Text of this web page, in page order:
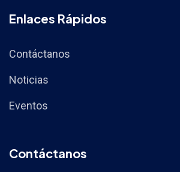
Enlaces Rápidos
Contáctanos
Noticias
Eventos
Contáctanos